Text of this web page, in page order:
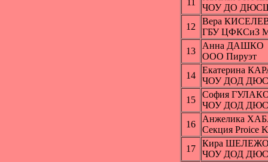
11
ЧОУ ДО ДЮСШ
12
Вера
ГБУ ЦФКСиЗ
13
Анна ДАШКО
ООО Пируэт
14
Екатерина
ЧОУ ДОД
15
София
ЧОУ ДОД
16
Анжелика
Секция Proice
17
Кира
ЧОУ ДОД